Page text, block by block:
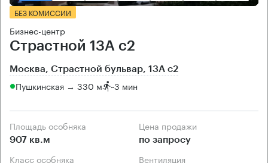
БЕЗ КОМИССИИ
Бизнес-центр
Страстной 13А с2
Москва, Страстной бульвар, 13А с2
Пушкинская → 330 м ~3 мин
Площадь особняка
907 кв.м
Цена продажи
по запросу
Класс особняка Вентиляция